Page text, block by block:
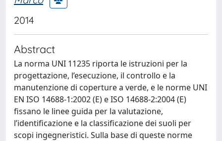
2014
Abstract
La norma UNI 11235 riporta le istruzioni per la
progettazione, l’esecuzione, il controllo e la
manutenzione di coperture a verde, e le norme UNI
EN ISO 14688-1:2002 (E) e ISO 14688-2:2004 (E)
fissano le linee guida per la valutazione,
l’identificazione e la classificazione dei suoli per
scopi ingegneristici. Sulla base di queste norme